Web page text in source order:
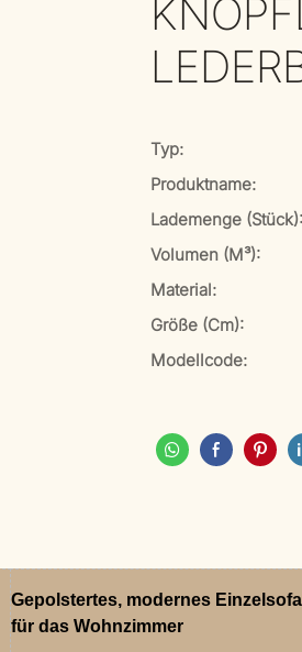
Typ:
Produktname:
Lademenge (Stück):
Volumen (m³):
Material:
Größe (cm):
Modellcode:
Gepolstertes, modernes
für das Wohnzimmer